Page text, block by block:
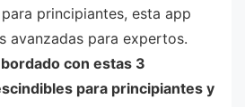
principiantes, esta app
avanzadas para expertos.
con estas 3
para principiantes y